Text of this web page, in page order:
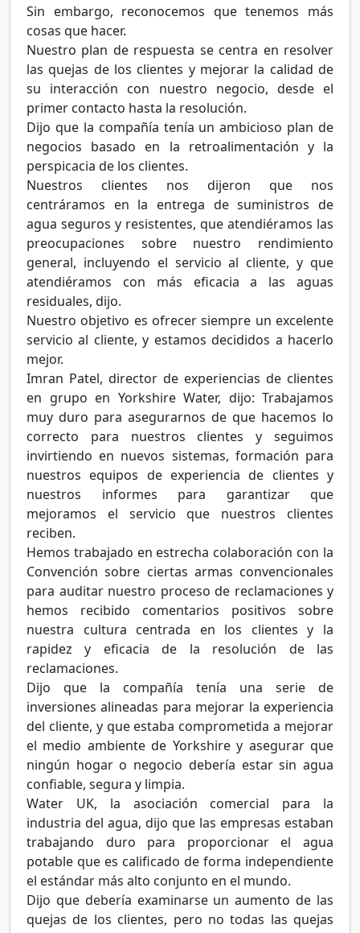
Sin embargo, reconocemos que tenemos más
cosas que hacer.
Nuestro plan de respuesta se centra en resolver
las quejas de los clientes y mejorar la calidad de
su interacción con nuestro negocio, desde el
primer contacto hasta la resolución.
Dijo que la compañía tenía un ambicioso plan de
negocios basado en la retroalimentación y la
perspicacia de los clientes.
Nuestros clientes nos dijeron que nos
centráramos en la entrega de suministros de
agua seguros y resistentes, que atendiéramos las
preocupaciones sobre nuestro rendimiento
general, incluyendo el servicio al cliente, y que
atendiéramos con más eficacia a las aguas
residuales, dijo.
Nuestro objetivo es ofrecer siempre un excelente
servicio al cliente, y estamos decididos a hacerlo
mejor.
Imran Patel, director de experiencias de clientes
en grupo en Yorkshire Water, dijo: Trabajamos
muy duro para asegurarnos de que hacemos lo
correcto para nuestros clientes y seguimos
invirtiendo en nuevos sistemas, formación para
nuestros equipos de experiencia de clientes y
nuestros informes para garantizar que
mejoramos el servicio que nuestros clientes
reciben.
Hemos trabajado en estrecha colaboración con la
Convención sobre ciertas armas convencionales
para auditar nuestro proceso de reclamaciones y
hemos recibido comentarios positivos sobre
nuestra cultura centrada en los clientes y la
rapidez y eficacia de la resolución de las
reclamaciones.
Dijo que la compañía tenía una serie de
inversiones alineadas para mejorar la experiencia
del cliente, y que estaba comprometida a mejorar
el medio ambiente de Yorkshire y asegurar que
ningún hogar o negocio debería estar sin agua
confiable, segura y limpia.
Water UK, la asociación comercial para la
industria del agua, dijo que las empresas estaban
trabajando duro para proporcionar el agua
potable que es calificado de forma independiente
el estándar más alto conjunto en el mundo.
Dijo que debería examinarse un aumento de las
quejas de los clientes, pero no todas las quejas